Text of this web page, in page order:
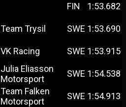
FIN 1:53.682
Team Trysil SWE 1:53.690
VK Racing SWE 1:53.915
Julia Eliasson
Motorsport
SWE 1:54.538
Team Falken
Motorsport
SWE 1:54.913